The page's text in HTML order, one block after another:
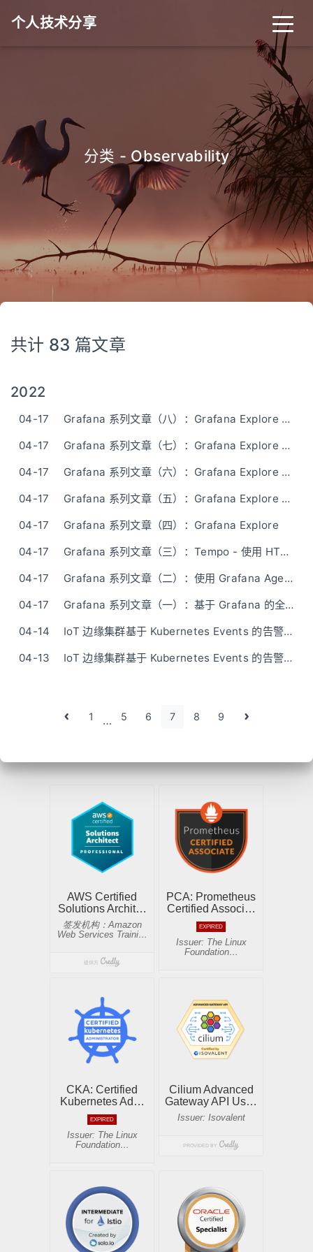
个人技术分享
分类
标签 关于 友链
关灯
分类 - Observability
共计 83 篇文章
2022
04-17
Grafana 系列文章（八）：Grafana Explore 中的 Inspector
04-17
Grafana 系列文章（七）：Grafana Explore 中的 Tracing
04-17
Grafana 系列文章（六）：Grafana Explore 中的日志
04-17
Grafana 系列文章（五）：Grafana Explore 查询管理
04-17
Grafana 系列文章（四）：Grafana Explore
04-17
Grafana 系列文章（三）：Tempo - 使用 HTTP 推送 Spans
04-17
Grafana 系列文章（二）：使用 Grafana Agent 和 Grafana Tempo 进行 Tracing
04-17
Grafana 系列文章（一）：基于 Grafana 的全栈可观察性 Demo
04-14
IoT 边缘集群基于 Kubernetes Events 的告警通知实现（二）：进一步配置
04-13
IoT 边缘集群基于 Kubernetes Events 的告警通知实现
1 … 5 6 7 8 9